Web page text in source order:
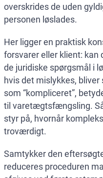
overskrides de uden
personen løslades.
Her ligger en praktisk
forsvarer eller klient: kan
de juridiske spørgsmål i
hvis det mislykkes,
som “kompliceret”,
til varetægtsfængsling.
styr på, hvornår
troværdigt.
Samtykker den
reduceres proceduren